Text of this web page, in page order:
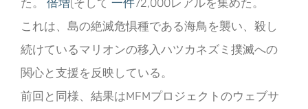
た。 倍増(そして 一件72,000レアルを集めた。
これは、島の絶滅危惧種である海鳥を襲い、殺し
続けているマリオンの移入ハツカネズミ撲滅への
関心と支援を反映している。
前回と同様、結果はMFMプロジェクトのウェブサ